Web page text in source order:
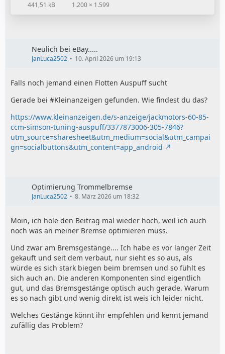
441,51 kB 1.200 × 1.599
Neulich bei eBay.....
JanLuca2502 10. April 2026 um 19:13
Falls noch jemand einen Flotten Auspuff sucht
Gerade bei #Kleinanzeigen gefunden. Wie findest du das?
https://www.kleinanzeigen.de/s-anzeige/jackmotors-60-85-
ccm-simson-tuning-auspuff/3377873006-305-7846?
utm_source=sharesheet&utm_medium=social&utm_campai
gn=socialbuttons&utm_content=app_android
Optimierung Trommelbremse
JanLuca2502 8. März 2026 um 18:32
Moin, ich hole den Beitrag mal wieder hoch, weil ich auch
noch was an meiner Bremse optimieren muss.
Und zwar am Bremsgestänge.... Ich habe es vor langer Zeit
gekauft und seit dem verbaut, nur sieht es so aus, als
würde es sich stark biegen beim bremsen und so fühlt es
sich auch an. Die anderen Komponenten sind eigentlich
gut, und das Bremsgestänge optisch auch gerade. Warum
es so nach gibt und wenig direkt ist weis ich leider nicht.
Welches Gestänge könnt ihr empfehlen und kennt jemand
zufällig das Problem?